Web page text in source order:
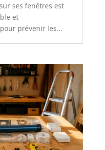
ses fenêtres est
et
prévenir les...